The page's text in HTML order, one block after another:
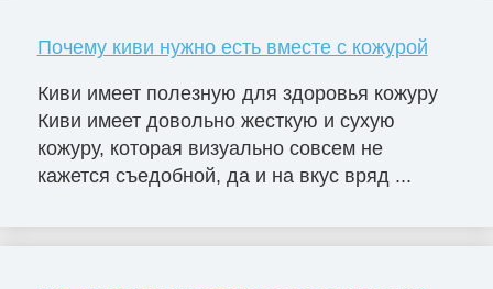
Почему киви нужно есть вместе с кожурой
Киви имеет полезную для здоровья кожуру
Киви имеет довольно жесткую и сухую
кожуру, которая визуально совсем не
кажется съедобной, да и на вкус вряд ...